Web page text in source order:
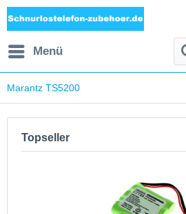
Menü
Marantz TS5200
Topseller